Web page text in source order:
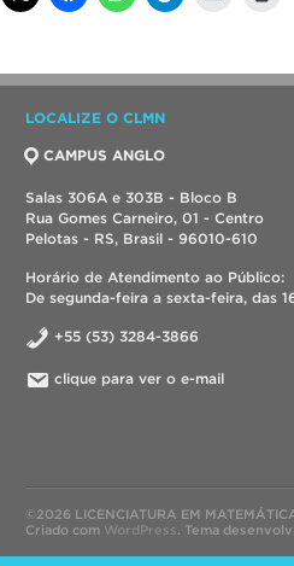
LOCALIZE O CLMN
CAMPUS ANGLO
Salas 306A e 303B - Bloco B
Rua Gomes Carneiro, 01 - Centro
Pelotas - RS, Brasil - 96010-610
Horário de Atendimento ao Público:
De segunda-feira a sexta-feira, das
+55 (53) 3284-3866
clique para ver o e-mail
©2026 LICENCIATURA EM
Criado com WordPress. Tema